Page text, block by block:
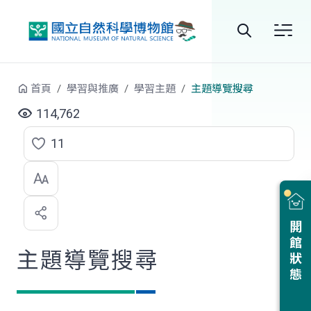
站
尋
開館狀態
首頁 學習與推廣 學習主題 主題導覽搜尋
114,762
點
選
喜
歡
11
主題導覽搜尋